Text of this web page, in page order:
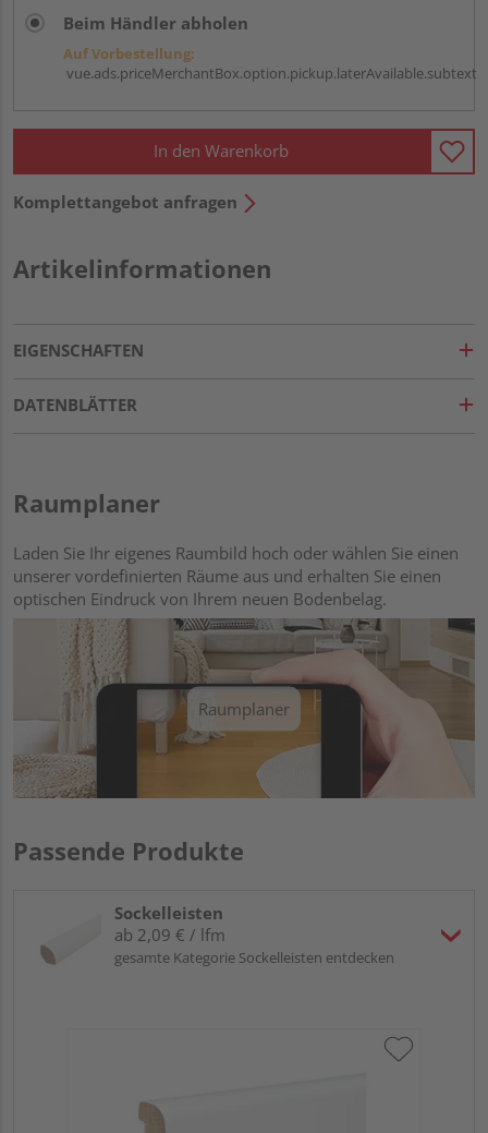
Beim Händler abholen
Auf Vorbestellung:
vue.ads.priceMerchantBox.option.pickup.laterAvailable.subtext
In den Warenkorb
Komplettangebot anfragen
Artikelinformationen
EIGENSCHAFTEN
DATENBLÄTTER
Raumplaner
Laden Sie Ihr eigenes Raumbild hoch oder wählen Sie einen
unserer vordefinierten Räume aus und erhalten Sie einen
optischen Eindruck von Ihrem neuen Bodenbelag.
Raumplaner
Passende Produkte
Sockelleisten
ab 2,09 € / lfm
gesamte Kategorie Sockelleisten entdecken